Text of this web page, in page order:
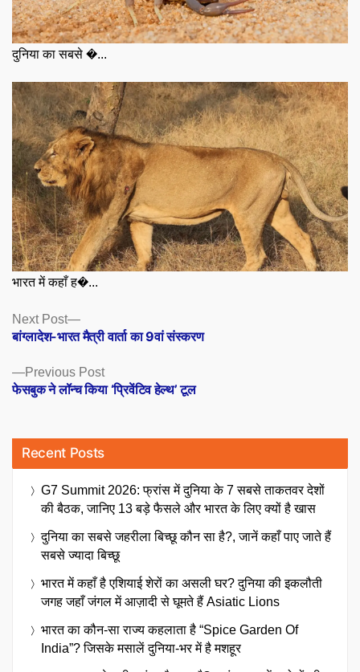
दुनिया का सबसे �...
भारत में कहाँ ह�...
Posts
navigation
Previous PostPrevious
post:
फेसबुक ने लॉन्च किया ‘प्रिवेंटिव हेल्थ’ टूल
Next Post
Next
post:
बांग्लादेश-भारत मैत्री वार्ता का 9वां संस्करण
Recent Posts
G7 Summit 2026: फ्रांस में दुनिया के 7 सबसे ताकतवर देशों
की बैठक, जानिए 13 बड़े फैसले और भारत के लिए क्यों है खास
दुनिया का सबसे जहरीला बिच्छू कौन सा है?, जानें कहाँ पाए जाते हैं
सबसे ज्यादा बिच्छू
भारत में कहाँ है एशियाई शेरों का असली घर? दुनिया की इकलौती
जगह जहाँ जंगल में आज़ादी से घूमते हैं Asiatic Lions
भारत का कौन-सा राज्य कहलाता है “Spice Garden Of
India”? जिसके मसालें दुनिया-भर में है मशहूर